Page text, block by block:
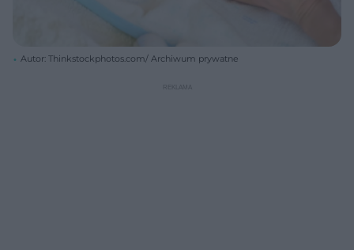
Autor: Thinkstockphotos.com/ Archiwum prywatne